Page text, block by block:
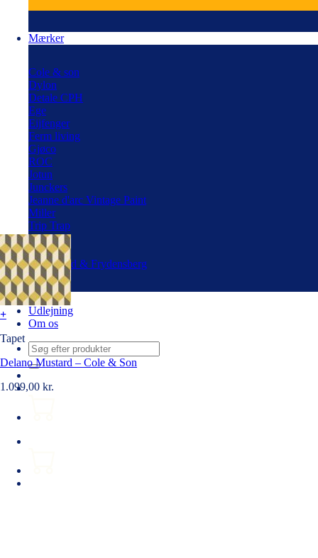
Mærker
Cole & son
Dylon
Detale CPH
Ege
Eijfenger
Ferm living
Gjøco
ROC
Jotun
Junckers
Jeanne d'arc Vintage Paint
Miller
Trip Trap
Polyfilla
Speckter
Skovgaard & Frydensberg
Blog
Udlejning
Om os
Søg
efter:
+
Tapet
Delano Mustard – Cole & Son
1.099,00 kr.